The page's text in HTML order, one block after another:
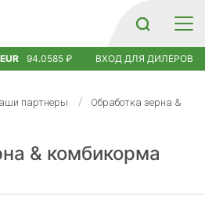
EUR 94.0585 ₽ ВХОД ДЛЯ ДИЛЕРОВ
партнеры
Обработка зерна &
& комбикорма